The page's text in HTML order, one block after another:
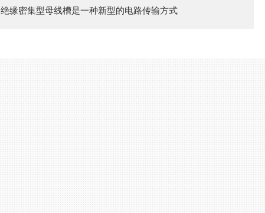
绝缘密集型母线槽是一种新型的电路传输方式